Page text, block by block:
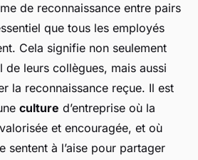
de reconnaissance entre pairs
que tous les employés
Cela signifie non seulement
de leurs collègues, mais aussi
la reconnaissance reçue. Il est
culture d’entreprise où la
et encouragée, et où
sentent à l’aise pour partager